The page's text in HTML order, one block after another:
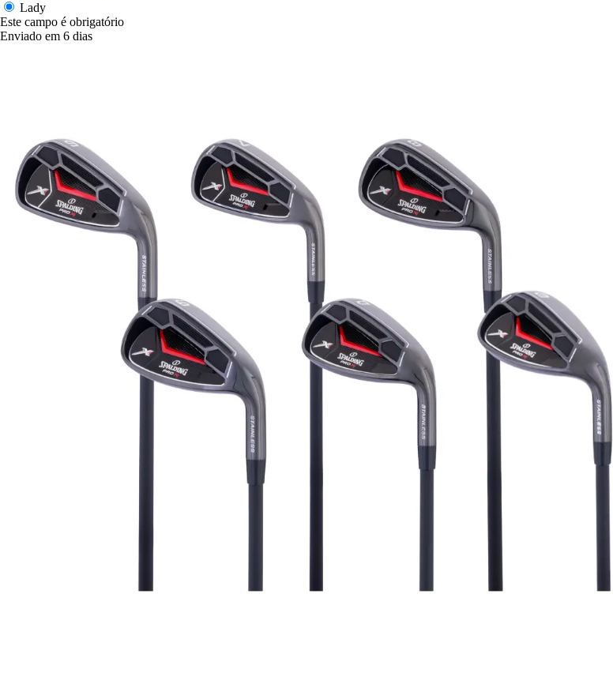
Lady
Este campo é obrigatório
Enviado em 6 dias